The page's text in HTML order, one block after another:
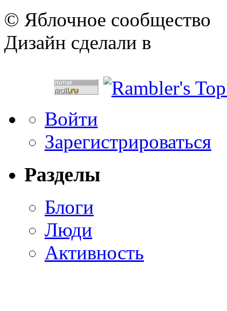
© Яблочное сообщество
Дизайн сделали в
Войти
Зарегистрироваться
Разделы
Блоги
Люди
Активность